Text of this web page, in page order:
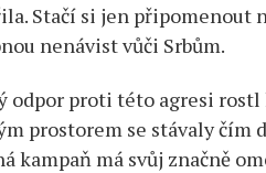
Stačí si jen připomenout
nenávist vůči Srbům.
odpor proti této agresi
prostorem se stávaly čím
kampaň má svůj značně